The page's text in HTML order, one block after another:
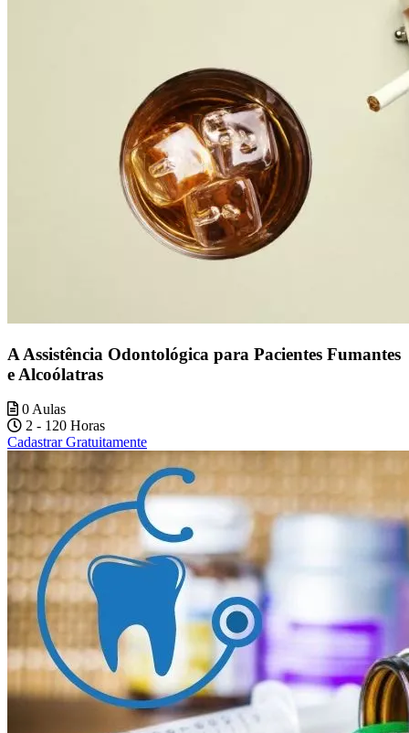
A Assistência Odontológica para Pacientes Fumantes
e Alcoólatras
0 Aulas
2 - 120 Horas
Cadastrar Gratuitamente